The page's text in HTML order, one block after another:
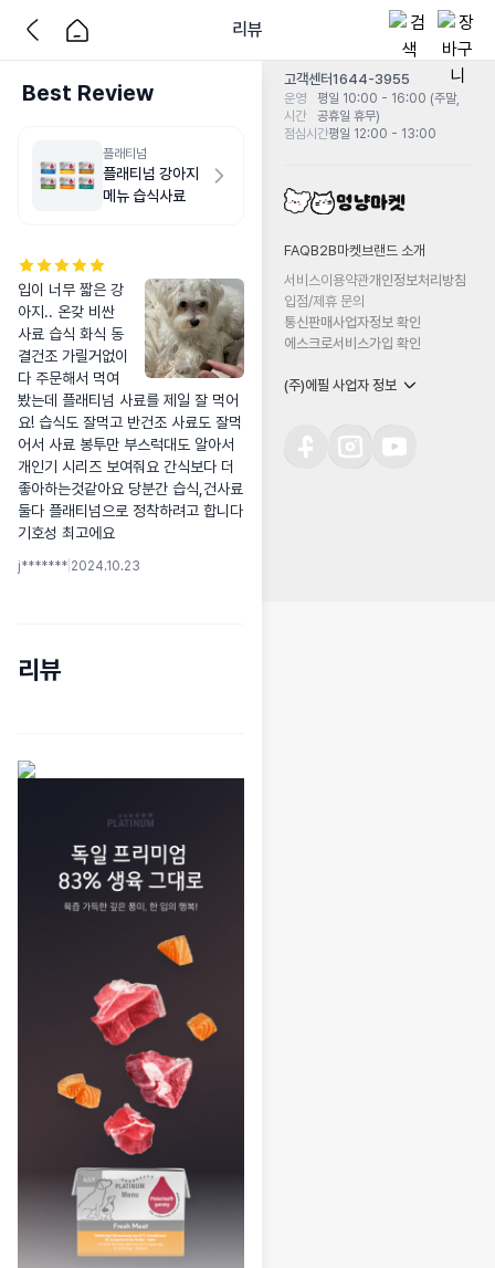
리뷰
Best Review
플래티넘
플래티넘 강아지
메뉴 습식사료
입이 너무 짧은 강
아지.. 온갖 비싼
사료 습식 화식 동
결건조 가릴거없이
다 주문해서 먹여
봤는데 플래티넘 사료를 제일 잘 먹어
요! 습식도 잘먹고 반건조 사료도 잘먹
어서 사료 봉투만 부스럭대도 알아서
개인기 시리즈 보여줘요 간식보다 더
좋아하는것같아요 당분간 습식,건사료
둘다 플래티넘으로 정착하려고 합니다
기호성 최고에요
j******* 2024.10.23
리뷰
고객센터1644-3955
운영
시간
평일 10:00 - 16:00 (주말,
공휴일 휴무)
점심시간평일 12:00 - 13:00
FAQB2B마켓 브랜드 소개
서비스이용약관개인정보처리방침
입점/제휴 문의
통신판매사업자정보 확인
에스크로서비스가입 확인
(주)에필 사업자 정보